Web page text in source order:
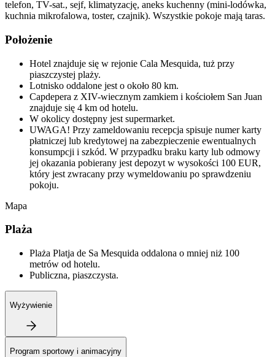
telefon, TV-sat., sejf, klimatyzację, aneks kuchenny (mini-lodówka,
kuchnia mikrofalowa, toster, czajnik). Wszystkie pokoje mają taras.
Położenie
Hotel znajduje się w rejonie Cala Mesquida, tuż przy
piaszczystej plaży.
Lotnisko oddalone jest o około 80 km.
Capdepera z XIV-wiecznym zamkiem i kościołem San Juan
znajduje się 4 km od hotelu.
W okolicy dostępny jest supermarket.
UWAGA! Przy zameldowaniu recepcja spisuje numer karty
płatniczej lub kredytowej na zabezpieczenie ewentualnych
konsumpcji i szkód. W przypadku braku karty lub odmowy
jej okazania pobierany jest depozyt w wysokości 100 EUR,
który jest zwracany przy wymeldowaniu po sprawdzeniu
pokoju.
Mapa
Plaża
Plaża Platja de Sa Mesquida oddalona o mniej niż 100
metrów od hotelu.
Publiczna, piaszczysta.
Wyżywienie
Program sportowy i animacyjny